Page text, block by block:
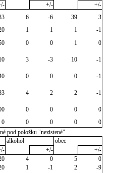
+/-
+/-
6 -6 39
3
1 1 1
-1
0 0 1
0
3 -3 10
-1
0 0 0
-1
4 2 2
-1
0 0 0
0
0 0 0 0
0
pod položku "nezistené"
alkohol
obec
+/-
+/-
4 0 5
0
1 -1 2
-9